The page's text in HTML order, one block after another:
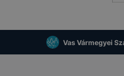
Vas Vármegyei
k célja honlapunk
vagy törlése által
honlapunk funkcióinak teljes
fog működni